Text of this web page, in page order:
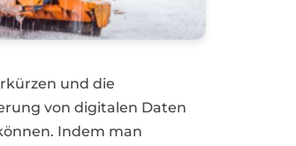
und die
von digitalen Daten
Indem man